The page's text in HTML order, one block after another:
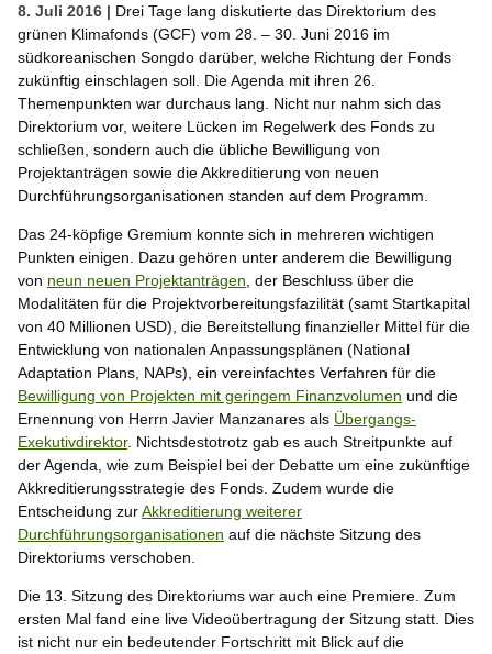
8. Juli 2016 | Drei Tage lang diskutierte das Direktorium des
grünen Klimafonds (GCF) vom 28. – 30. Juni 2016 im
südkoreanischen Songdo darüber, welche Richtung der Fonds
zukünftig einschlagen soll. Die Agenda mit ihren 26.
Themenpunkten war durchaus lang. Nicht nur nahm sich das
Direktorium vor, weitere Lücken im Regelwerk des Fonds zu
schließen, sondern auch die übliche Bewilligung von
Projektanträgen sowie die Akkreditierung von neuen
Durchführungsorganisationen standen auf dem Programm.
Das 24-köpfige Gremium konnte sich in mehreren wichtigen
Punkten einigen. Dazu gehören unter anderem die Bewilligung
von neun neuen Projektanträgen , der Beschluss über die
Modalitäten für die Projektvorbereitungsfazilität (samt Startkapital
von 40 Millionen USD), die Bereitstellung finanzieller Mittel für die
Entwicklung von nationalen Anpassungsplänen (National
Adaptation Plans, NAPs), ein vereinfachtes Verfahren für die
Bewilligung von Projekten mit geringem Finanzvolumen und die
Ernennung von Herrn Javier Manzanares als Übergangs-
Exekutivdirektor. Nichtsdestotrotz gab es auch Streitpunkte auf
der Agenda, wie zum Beispiel bei der Debatte um eine zukünftige
Akkreditierungsstrategie des Fonds. Zudem wurde die
Entscheidung zurAkkreditierung weiterer
Durchführungsorganisationen auf die nächste Sitzung des
Direktoriums verschoben.
Die 13. Sitzung des Direktoriums war auch eine Premiere. Zum
ersten Mal fand eine live Videoübertragung der Sitzung statt. Dies
ist nicht nur ein bedeutender Fortschritt mit Blick auf die